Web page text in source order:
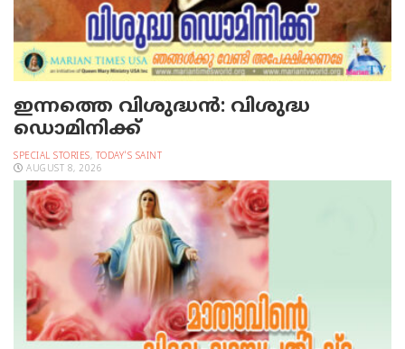
ഇന്നത്തെ വിശുദ്ധന്‍: വിശുദ്ധ
ഡൊമിനിക്ക്
SPECIAL STORIES, TODAY'S SAINT
AUGUST 8, 2026